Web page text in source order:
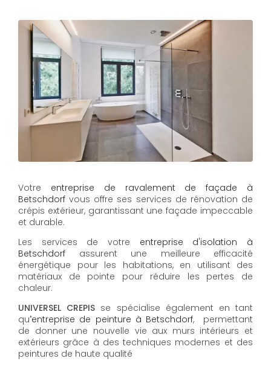
Votre entreprise de ravalement de façade à
Betschdorf vous offre ses services de rénovation de
crépis extérieur, garantissant une façade impeccable
et durable.
Les services de votre entreprise d'isolation à
Betschdorf assurent une meilleure efficacité
énergétique pour les habitations, en utilisant des
matériaux de pointe pour réduire les pertes de
chaleur.
UNIVERSEL CREPIS se spécialise également en tant
qu'entreprise de peinture à Betschdorf, permettant
de donner une nouvelle vie aux murs intérieurs et
extérieurs grâce à des techniques modernes et des
peintures de haute qualité